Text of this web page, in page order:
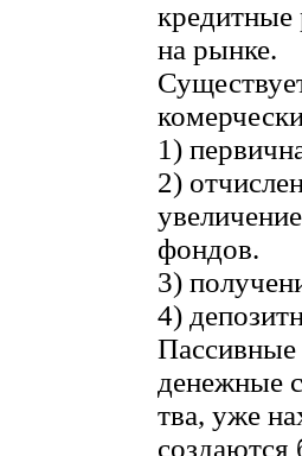
кредитные
на рынке.
1)
2)
увеличение
фондов.
3)
4)
Пассивные
денежные
тва, уже
создаются